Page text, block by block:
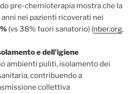
pre-chemioterapia mostra che la
anni nei pazienti ricoverati nei
(vs 38% fuori sanatorio) (nber.org,
e dell’igiene
ambienti puliti, isolamento dei
contribuendo a
collettiva